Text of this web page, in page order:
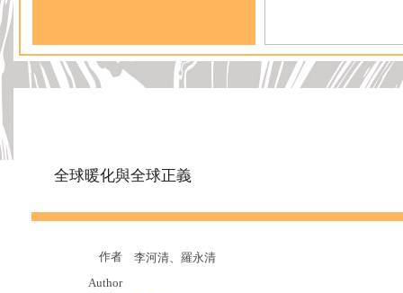
全球暖化與全球正義
作者
李河清、羅永清
Author